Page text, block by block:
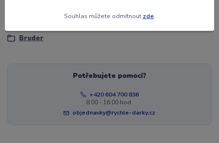
Bruder
Potřebujete pomoci?
+420 604 700 836
8:00 - 16:00 hod.
objednavky@rychle-darky.cz
Souhlas můžete odmítnout zde.